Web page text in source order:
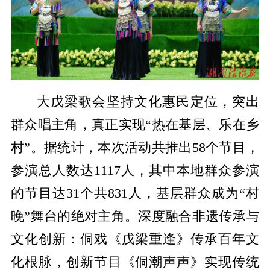
大戊梁歌会坚持文化惠民定位，突出
群众唱主角，真正实现“热在基层、乐在乡
村”。据统计，本次活动共推出58个节目，
参演总人数达1117人，其中本地群众参演
的节目达31个共831人，基层群众成为“村
晚”舞台的绝对主角。深度融合非遗传承与
文化创新：侗戏《戊梁重逢》传承百年文
化根脉，创新节目《侗潮声声》实现传统